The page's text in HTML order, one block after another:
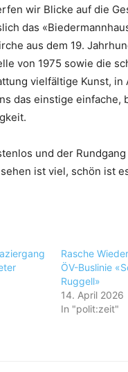
wir Blicke auf die
das
aus dem 19.
von 1975 sowie die
vielfältige Kunst, in
das einstige einfache,
und der
ist viel, schön ist
Rasche
ÖV-Buslinie
Ruggell»
14. April 2026
In "polit:zeit"